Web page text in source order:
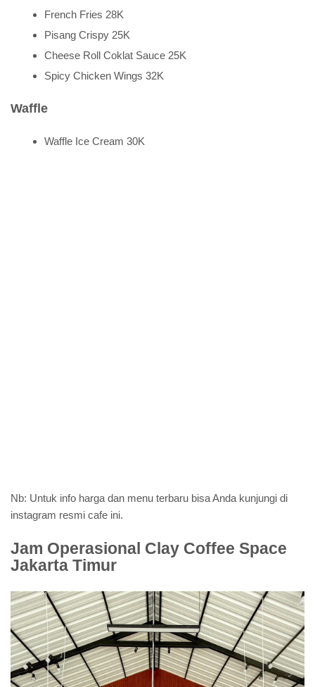
French Fries 28K
Pisang Crispy 25K
Cheese Roll Coklat Sauce 25K
Spicy Chicken Wings 32K
Waffle
Waffle Ice Cream 30K
Nb: Untuk info harga dan menu terbaru bisa Anda kunjungi di
instagram resmi cafe ini.
Jam Operasional Clay Coffee Space
Jakarta Timur